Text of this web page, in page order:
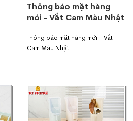
Thông báo mặt hàng
mới - Vắt Cam Màu Nhật
Thông báo mặt hàng mới - Vắt
Cam Màu Nhật